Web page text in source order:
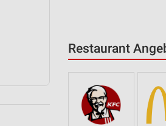
Restaurant